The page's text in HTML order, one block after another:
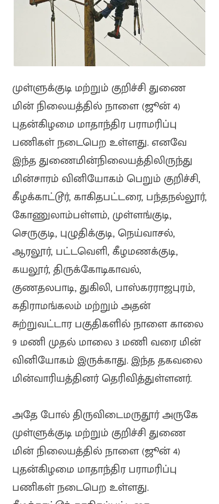
முள்ளுக்குடி மற்றும் குறிச்சி துணை
மின் நிலையத்தில் நாளை (ஜூன் 4)
புதன்கிழமை மாதாந்திர பராமரிப்பு
பணிகள் நடைபெற உள்ளது. எனவே
இந்த துணைமின்நிலையத்திலிருந்து
மின்சாரம் வினியோகம் பெறும் குறிச்சி,
கீழக்காட்டூர், காகிதபட்டரை, பந்தநல்லூர்,
கோணுலாம்பள்ளம், முள்ளங்குடி,
செருகுடி, புழுதிக்குடி, நெய்வாசல்,
ஆரலூர், பட்டவெளி, கீழமணக்குடி,
கயலூர், திருக்கோடிகாவல்,
குணதலபாடி, துகிலி, பாஸ்கரராஜபுரம்,
கதிராமங்கலம் மற்றும் அதன்
சுற்றுவட்டார பகுதிகளில் நாளை காலை
9 மணி முதல் மாலை 3 மணி வரை மின்
வினியோகம் இருக்காது. இந்த தகவலை
மின்வாரியத்தினர் தெரிவித்துள்ளனர்.
அதே போல் திருவிடைமருதூர் அருகே
முள்ளுக்குடி மற்றும் குறிச்சி துணை
மின் நிலையத்தில் நாளை (ஜூன் 4)
புதன்கிழமை மாதாந்திர பராமரிப்பு
பணிகள் நடைபெற உள்ளது.